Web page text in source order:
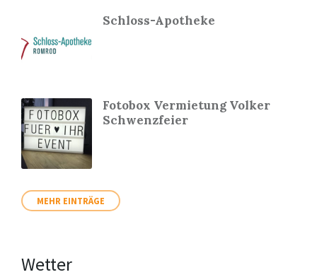
Schloss-Apotheke
Fotobox Vermietung Volker
Schwenzfeier
MEHR EINTRÄGE
Wetter